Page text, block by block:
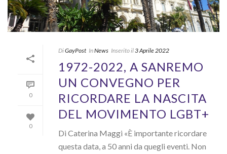
0
0
DiGayPost InNews Inserito il3 Aprile 2022
1972-2022, A SANREMO
UN CONVEGNO PER
RICORDARE LA NASCITA
DEL MOVIMENTO LGBT+
Di Caterina Maggi «È importante ricordare
questa data, a 50 anni da quegli eventi. Non